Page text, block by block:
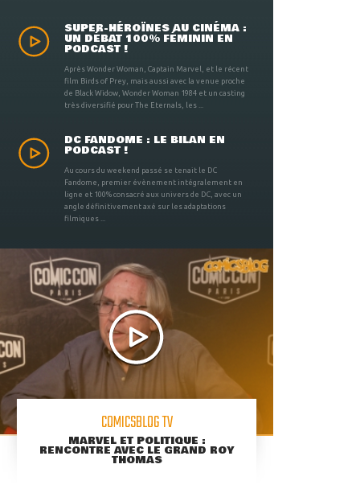
SUPER-HÉROÏNES AU CINÉMA :
UN DÉBAT 100% FÉMININ EN
PODCAST !
Après Wonder Woman, Captain Marvel, et le récent
film Birds of Prey, mais aussi avec la venue proche
de Black Widow, Wonder Woman 1984 et un casting
très diversifié pour The Eternals, les ...
DC FANDOME : LE BILAN EN
PODCAST !
Au cours du weekend passé se tenait le DC
Fandome, premier évènement intégralement en
ligne et 100% consacré aux univers de DC, avec un
angle définitivement axé sur les adaptations
filmiques ...
COMICSBLOG TV
MARVEL ET POLITIQUE :
RENCONTRE AVEC LE GRAND ROY
THOMAS